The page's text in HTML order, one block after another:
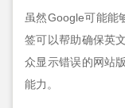
虽然Google可能能
签可以帮助确保英
众显示错误的网站
能力。